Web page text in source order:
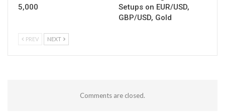
5,000
Setups on EUR/USD,
GBP/USD, Gold
PREV NEXT
Comments are closed.